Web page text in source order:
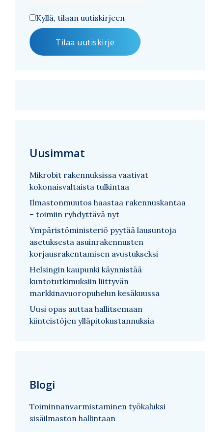
Kyllä, tilaan uutiskirjeen
Uusimmat
Mikrobit rakennuksissa vaativat
kokonaisvaltaista tulkintaa
Ilmastonmuutos haastaa rakennuskantaa
– toimiin ryhdyttävä nyt
Ympäristöministeriö pyytää lausuntoja
asetuksesta asuinrakennusten
korjausrakentamisen avustukseksi
Helsingin kaupunki käynnistää
kuntotutkimuksiin liittyvän
markkinavuoropuhelun kesäkuussa
Uusi opas auttaa hallitsemaan
kiinteistöjen ylläpitokustannuksia
Blogi
Toiminnanvarmistaminen työkaluksi
sisäilmaston hallintaan